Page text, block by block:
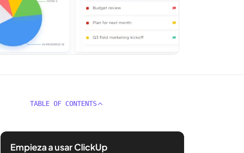
TABLE OF CONTENTS
Empieza a usar ClickUp